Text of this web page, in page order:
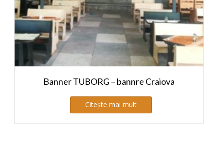
Banner TUBORG – bannre Craiova
Citește mai mult